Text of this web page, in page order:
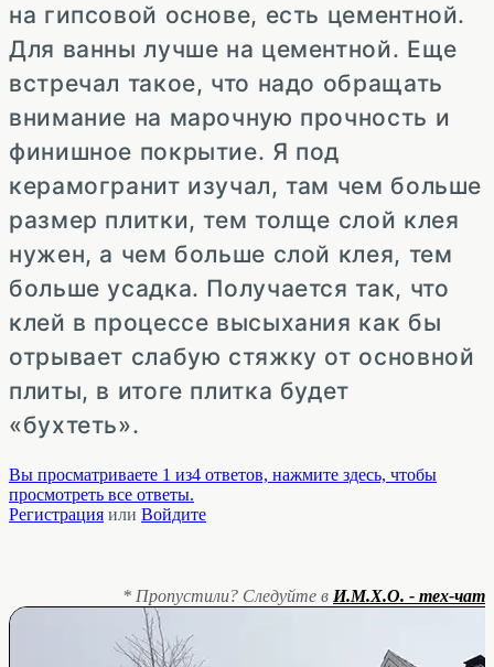
на гипсовой основе, есть цементной.
Для ванны лучше на цементной. Еще
встречал такое, что надо обращать
внимание на марочную прочность и
финишное покрытие. Я под
керамогранит изучал, там чем больше
размер плитки, тем толще слой клея
нужен, а чем больше слой клея, тем
больше усадка. Получается так, что
клей в процессе высыхания как бы
отрывает слабую стяжку от основной
плиты, в итоге плитка будет
«бухтеть».
Вы просматриваете 1 из4 ответов, нажмите здесь, чтобы
просмотреть все ответы.
Регистрация или Войдите
* Пропустили? Следуйте в И.М.Х.О. - тех-чат